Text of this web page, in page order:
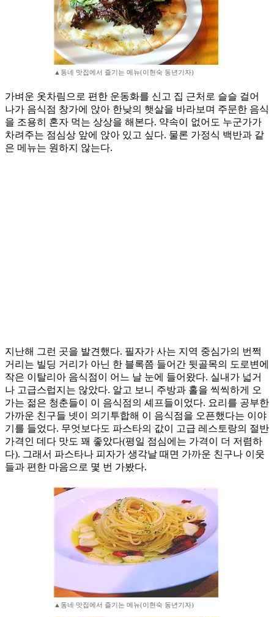
▲동네 맛집에서 즐기는 메뉴(이현숙 동년기자)
가벼운 옷차림으로 편한 운동화를 신고 집 근처로 슬슬 걸어
나가 음식점 창가에 앉아 한낮의 햇살을 바라보며 주문한 음식
을 조용히 혼자 먹는 상상을 해본다. 약속이 없어도 누군가가
차려주는 점심상 앞에 앉아 있고 싶다. 물론 가정식 백반과 같
은 메뉴는 원하지 않는다.
지난해 그런 곳을 발견했다. 필자가 사는 지역 중심가의 번쩍
거리는 빌딩 거리가 아닌 한 블록쯤 들어간 뒷골목의 도로변에
작은 이탈리아 음식점이 어느 날 눈에 들어왔다. 실내가 넓거
나 고급스럽지는 않았다. 알고 보니 주방과 홀을 씩씩하게 오
가는 젊은 청춘들이 이 음식점의 셰프들이었다. 요리를 공부한
가까운 친구들 넷이 의기투합해 이 음식점을 오픈했다는 이야
기를 들었다. 무엇보다도 파스타의 값이 고급 레스토랑의 절반
가격인 데다 맛도 꽤 좋았다(평일 점심에는 가격이 더 저렴하
다). 그래서 파스타나 피자가 생각날 때면 가까운 친구나 이웃
들과 편한 마음으로 몇 번 가봤다.
▲동네 맛집에서 즐기는 메뉴(이현숙 동년기자)